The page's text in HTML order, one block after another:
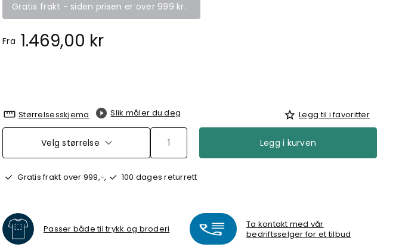
Gratis frakt - siden prisen er over 999 kr.
Fra 1.469,00 kr
Størrelsesskjema Slik måler du deg Legg til i favoritter
Velg størrelse Legg i kurven
Gratis frakt over 999,-, 100 dages returrett
Passer både til trykk og broderi
Ta kontakt med vår
bedriftsselger for et tilbud